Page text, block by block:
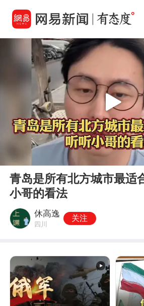
Play
青岛是所有北方城市最适
小哥的看法
休高逸
四川
关注